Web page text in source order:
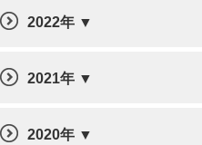
2022年
2021年
2020年